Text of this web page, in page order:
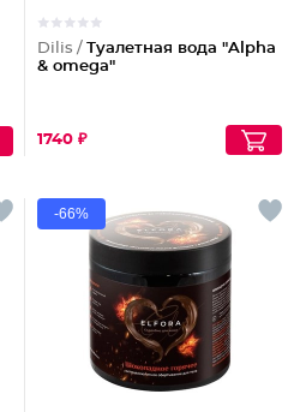
Dilis / Туалетная вода "Alpha
& omega"
1740 ₽
-66%